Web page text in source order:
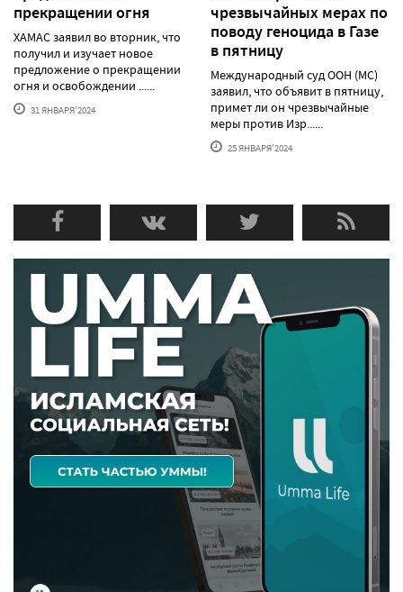
прекращении огня
ХАМАС заявил во вторник, что
получил и изучает новое
предложение о прекращении
огня и освобождении ......
31 ЯНВАРЯ'2024
чрезвычайных мерах по
поводу геноцида в Газе
в пятницу
Международный суд ООН (МС)
заявил, что объявит в пятницу,
примет ли он чрезвычайные
меры против Изр......
25 ЯНВАРЯ'2024